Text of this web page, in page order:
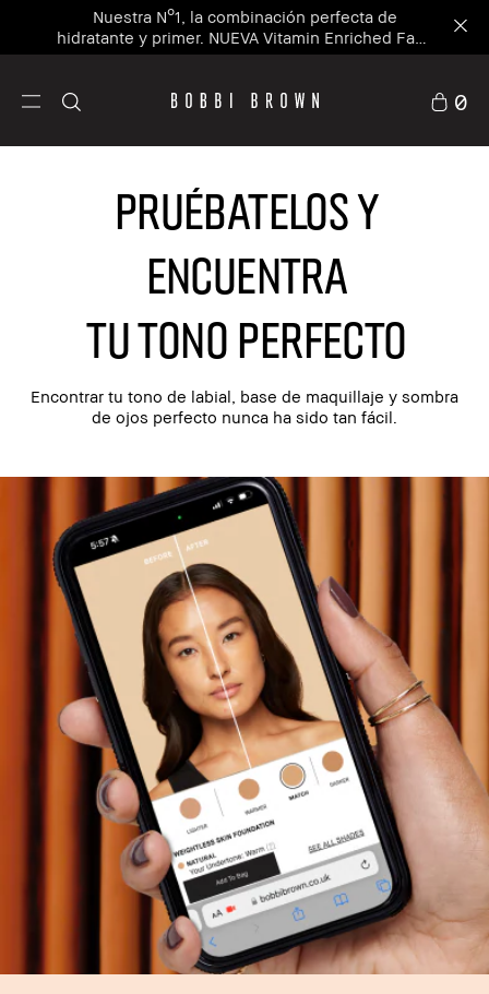
Nuestra Nº1, la combinación perfecta de
hidratante y primer. NUEVA Vitamin Enriched Face
Base+
0
PRUÉBATELOS Y
ENCUENTRA
TU TONO PERFECTO​
Encontrar tu tono de labial, base de maquillaje y sombra
de ojos perfecto nunca ha sido tan fácil.